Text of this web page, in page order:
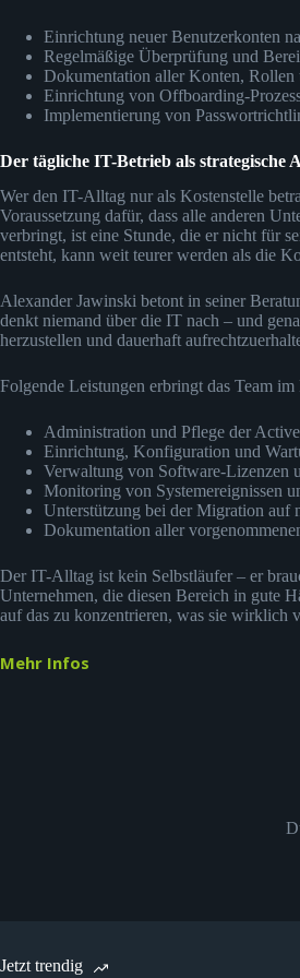
Einrichtung neuer Benutzerkonten
Regelmäßige Überprüfung und
Dokumentation aller Konten, Rollen
Einrichtung von Offboarding-
Implementierung von
Der tägliche IT-Betrieb als strategische
Wer den IT-Alltag nur als Kostenstelle
Voraussetzung dafür, dass alle anderen
verbringt, ist eine Stunde, die er nicht für
entsteht, kann weit teurer werden als die
Alexander Jawinski betont in seiner
denkt niemand über die IT nach – und
herzustellen und dauerhaft
Folgende Leistungen erbringt das Team
Administration und Pflege der
Einrichtung, Konfiguration und
Verwaltung von Software-Lizenzen
Monitoring von Systemereignissen
Unterstützung bei der Migration auf
Dokumentation aller
Der IT-Alltag ist kein Selbstläufer – er
Unternehmen, die diesen Bereich in gute
auf das zu konzentrieren, was sie wirklich
Mehr Infos
Jetzt trendig